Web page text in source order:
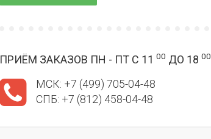
ПРИЁМ ЗАКАЗОВ ПН - ПТ С 11 00 ДО 18 00
МСК: +7 (499) 705-04-48
СПБ: +7 (812) 458-04-48